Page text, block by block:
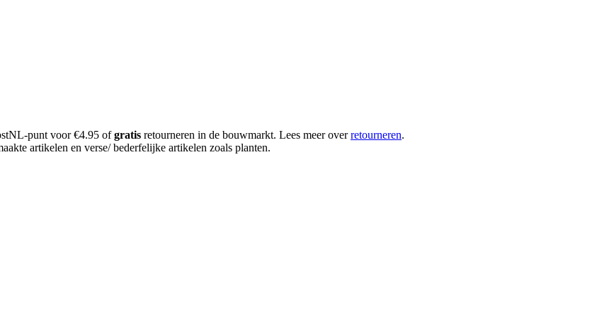
punt voor €4.95 ofgratis retourneren in de bouwmarkt. Lees meer overretourneren.
artikelen en verse/ bederfelijke artikelen zoals planten.